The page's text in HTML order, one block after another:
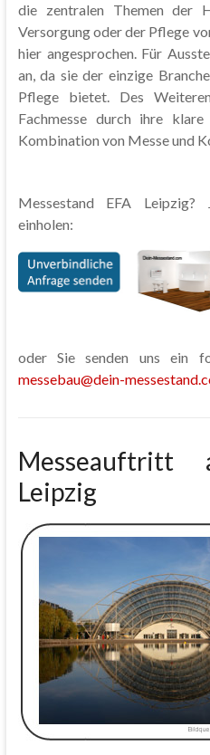
die zentralen Themen der
Versorgung oder der Pflege
hier angesprochen. Für
an, da sie der einzige
Pflege bietet. Des
Fachmesse durch ihre
Kombination von Messe und
Messestand EFA
einholen:
oder Sie senden uns ein
messebau@dein-
Leipzig